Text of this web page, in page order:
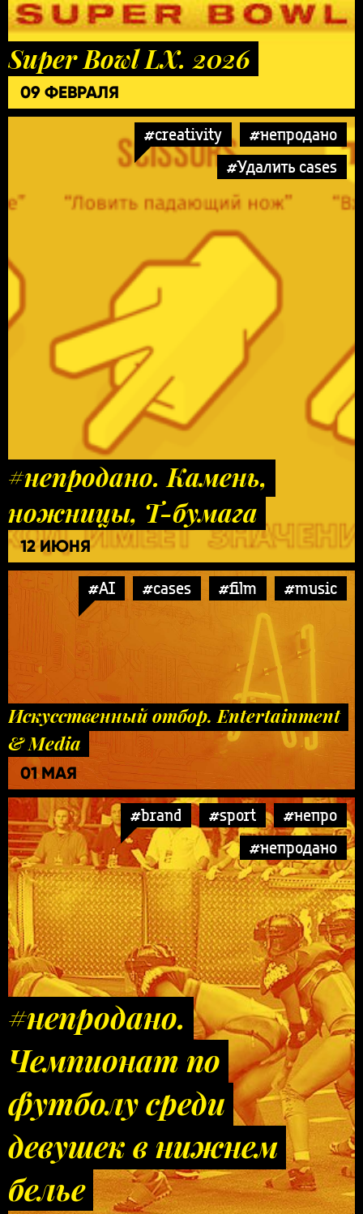
Super Bowl LX. 2026
09 ФЕВРАЛЯ
#creativity
#непродано
#Удалить cases
#непродано. Камень,
ножницы, Т-бумага
12 ИЮНЯ
#AI #cases #film #music
Искусственный отбор. Entertainment
& Media
01 МАЯ
#brand #sport
#непро
#непродано
#непродано.
Чемпионат по
футболу среди
девушек в нижнем
белье